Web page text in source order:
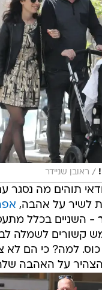
/ ראובן שניידר
תוהים מה נסגר
לשיר על אהבה,
- השניים בכלל
קשורים לשמלה
למה? כי הם לא
על האהבה